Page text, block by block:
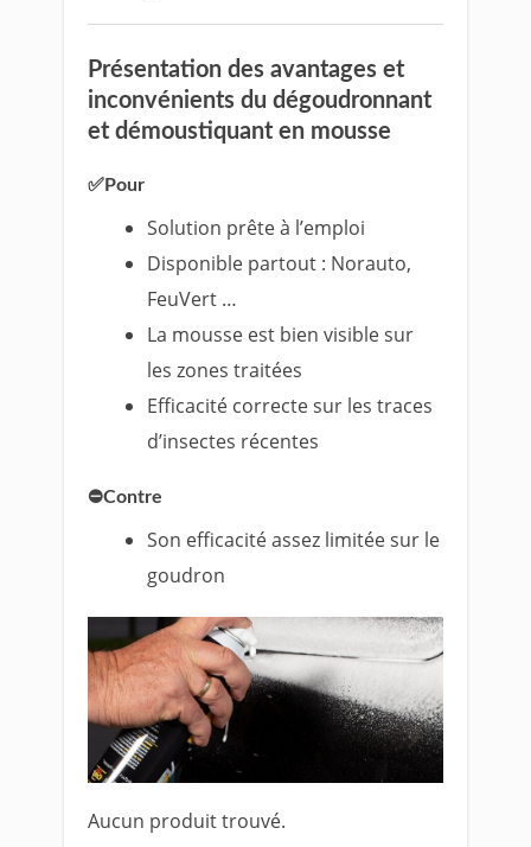
Présentation des avantages et
inconvénients du dégoudronnant
et démoustiquant en mousse
✅Pour
Solution prête à l’emploi
Disponible partout : Norauto,
FeuVert …
La mousse est bien visible sur
les zones traitées
Efficacité correcte sur les traces
d’insectes récentes
⛔Contre
Son efficacité assez limitée sur le
goudron
Aucun produit trouvé.